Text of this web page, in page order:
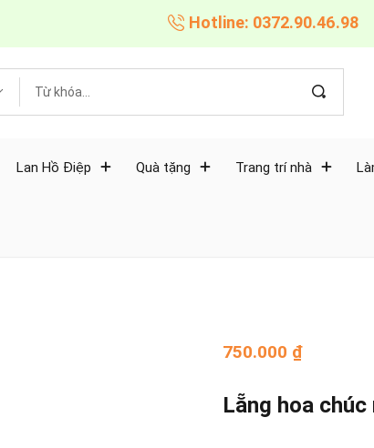
Hotline: 0372.90.46.98
Lan Hồ Điệp Quà tặng Trang trí nhà
750.000 ₫
Lẵng hoa